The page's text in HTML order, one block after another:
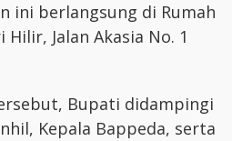
ini berlangsung di Rumah
Jalan Akasia No. 1
Bupati didampingi
Kepala Bappeda, serta